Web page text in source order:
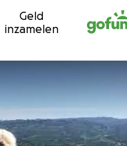
Geld
inzamelen